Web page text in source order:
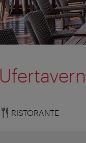
RISTORANTE